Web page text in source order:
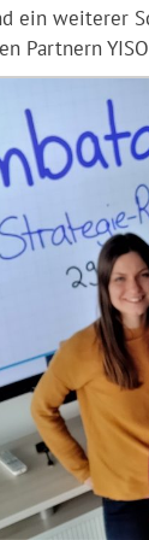
ein weiterer
Partnern